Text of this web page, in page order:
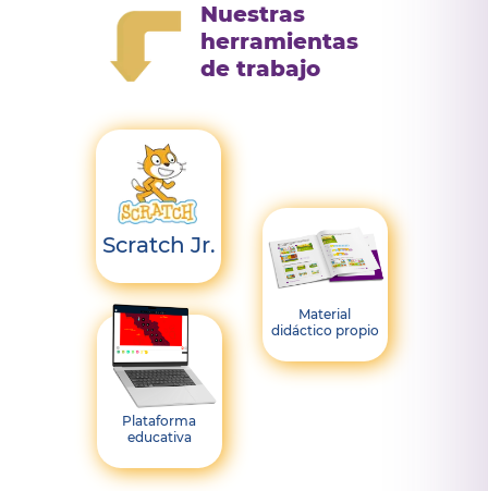
Nuestras
herramientas
de trabajo
Scratch Jr.
Material
didáctico propio
Plataforma
educativa